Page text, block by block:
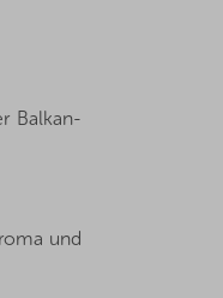
Balkan-
und